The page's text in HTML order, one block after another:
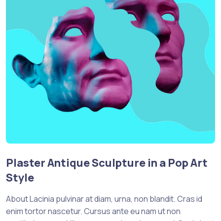
Plaster Antique Sculpture in a Pop Art
Style
About Lacinia pulvinar at diam, urna, non blandit. Cras id
enim tortor nascetur. Cursus ante eu nam ut non